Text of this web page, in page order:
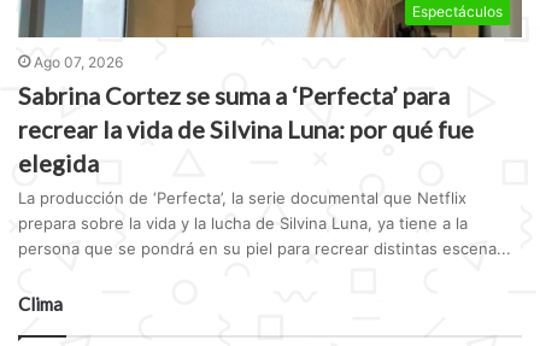
Espectáculos
Ago 07, 2026
Sabrina Cortez se suma a ‘Perfecta’ para
recrear la vida de Silvina Luna: por qué fue
elegida
La producción de ‘Perfecta’, la serie documental que Netflix
prepara sobre la vida y la lucha de Silvina Luna, ya tiene a la
persona que se pondrá en su piel para recrear distintas escena...
Clima